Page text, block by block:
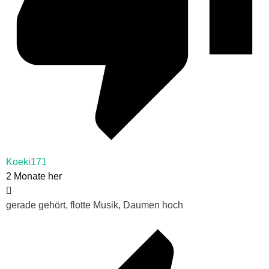
Koeki171
2 Monate her
gerade gehört, flotte Musik, Daumen hoch